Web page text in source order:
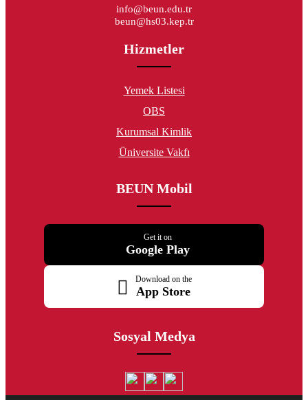
info@beun.edu.tr
beun@hs03.kep.tr
Hizmetler
Yemek Listesi
OBS
Kurumsal Kimlik
Üniversite Vakfı
BEUN Mobil
Get it on
Google Play
Download on the
App Store
Sosyal Medya